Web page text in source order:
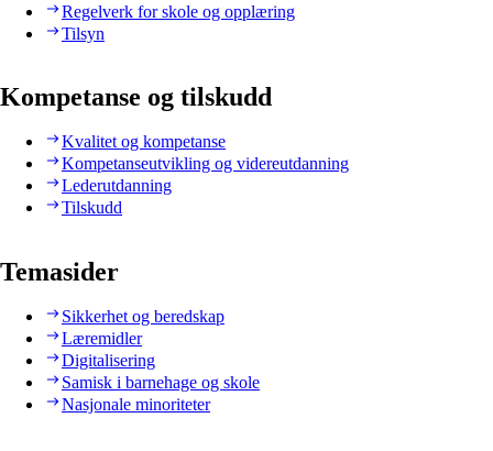
Regelverk for skole og opplæring
Tilsyn
Kompetanse og tilskudd
Kvalitet og kompetanse
Kompetanseutvikling og videreutdanning
Lederutdanning
Tilskudd
Temasider
Sikkerhet og beredskap
Læremidler
Digitalisering
Samisk i barnehage og skole
Nasjonale minoriteter